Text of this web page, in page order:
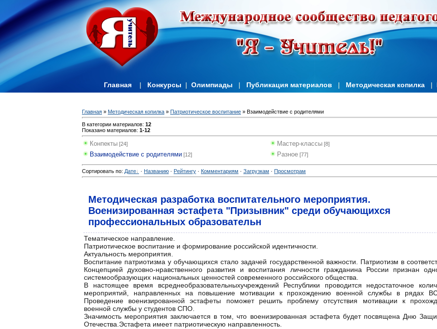
Главная | Конкурсы | Олимпиады | Публикация материалов | Методическая копилка |
Главная » Методическая копилка » Патриотическое воспитание » Взаимодействие с родителями
В категории материалов: 12
Показано материалов: 1-12
Конпекты [24] Мастер-классы [8]
Взаимодействие с родителями [12] Разное [77]
Сортировать по: Дате · Названию · Рейтингу · Комментариям · Загрузкам · Просмотрам
Методическая разработка воспитательного мероприятия.
Военизированная эстафета "Призывник" среди обучающихся
профессиональных образовательн
Тематическое направление.
Патриотическое воспитание и формирование российской идентичности.
Актуальность мероприятия.
Воспитание патриотизма у обучающихся стало задачей государственной важности. Патриотизм в
Концепцией духовно-нравственного развития и воспитания личности гражданина России признан
системообразующих национальных ценностей современного российского общества.
В настоящее время всреднеобразовательныхучреждений Республики проводится недостаточное
мероприятий, направленных на повышение мотивации к прохождению военной службы в рядах
Проведение военизированной эстафеты поможет решить проблему отсутствия мотивации к
военной службы у студентов СПО.
Значимость мероприятия заключается в том, что военизированная эстафета будет посвящена Дню
Отечества.Эстафета имеет патриотическую направленность.